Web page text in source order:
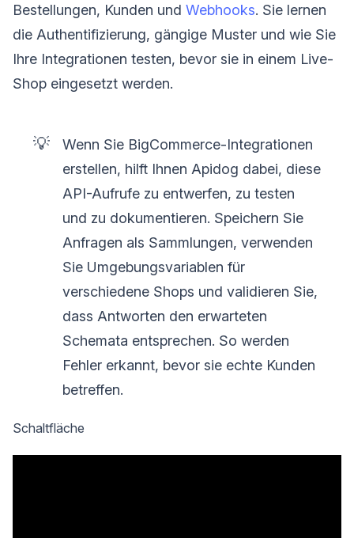
Bestellungen, Kunden und Webhooks. Sie lernen
die Authentifizierung, gängige Muster und wie Sie
Ihre Integrationen testen, bevor sie in einem Live-
Shop eingesetzt werden.
💡
Wenn Sie BigCommerce-Integrationen
erstellen, hilft Ihnen Apidog dabei, diese
API-Aufrufe zu entwerfen, zu testen
und zu dokumentieren. Speichern Sie
Anfragen als Sammlungen, verwenden
Sie Umgebungsvariablen für
verschiedene Shops und validieren Sie,
dass Antworten den erwarteten
Schemata entsprechen. So werden
Fehler erkannt, bevor sie echte Kunden
betreffen.
Schaltfläche